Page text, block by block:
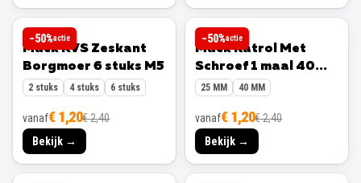
−50%actie
MACK
Mack RVS Zeskant
Borgmoer 6 stuks M5
2 stuks 4 stuks 6 stuks
vanaf€ 1,20€ 2,40
Bekijk →
−50%actie
MACK
Mack Katrol Met
Schroef 1 maal 40
mm
25 MM 40 MM
vanaf€ 1,20€ 2,40
Bekijk →